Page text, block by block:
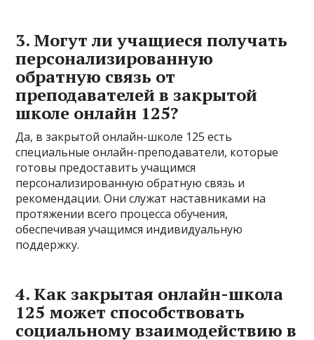
3. Могут ли учащиеся получать
персонализированную
обратную связь от
преподавателей в закрытой
школе онлайн 125?
Да, в закрытой онлайн-школе 125 есть
специальные онлайн-преподаватели, которые
готовы предоставить учащимся
персонализированную обратную связь и
рекомендации. Они служат наставниками на
протяжении всего процесса обучения,
обеспечивая учащимся индивидуальную
поддержку.
4. Как закрытая онлайн-школа
125 может способствовать
социальному взаимодействию в